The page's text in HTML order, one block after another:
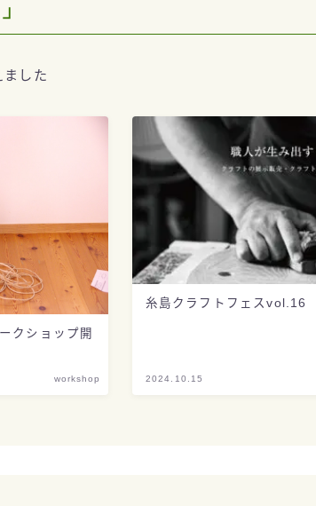
ました
クショップ開
workshop
糸島クラフトフェスvol.16
2024.10.15